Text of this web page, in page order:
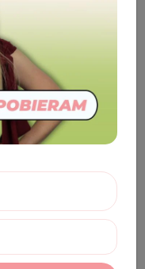
do cery tłustej
ZA 1 GR.